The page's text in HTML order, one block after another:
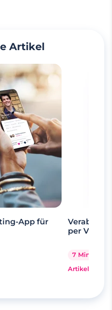
Artikel
App für
per
7 Minuten
Artikel lesen